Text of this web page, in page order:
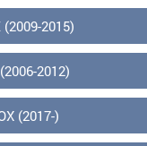
(2009-2015)
2012)
(2017-)